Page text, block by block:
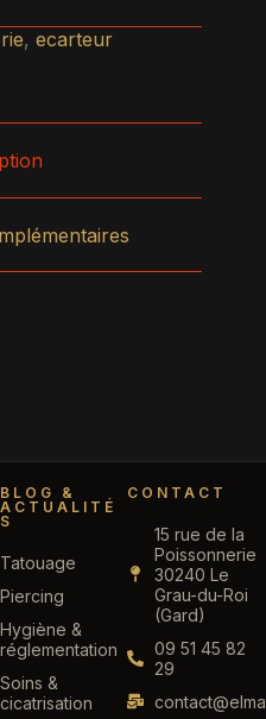
, ecarteur
BLOG &
ACTUALITÉ
S
Tatouage
Piercing
Hygiène &
réglementation
Soins &
cicatrisation
CONTACT
15 rue de la
Poissonnerie
30240 Le
Grau-du-Roi
(Gard)
09 51 45 82
29